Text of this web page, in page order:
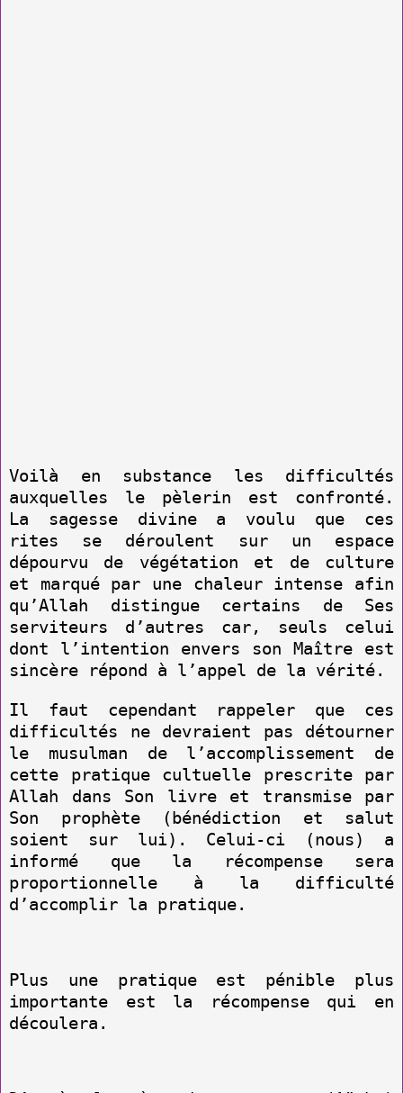
Voilà en substance les difficultés
auxquelles le pèlerin est confronté.
La sagesse divine a voulu que ces
rites se déroulent sur un espace
dépourvu de végétation et de culture
et marqué par une chaleur intense afin
qu’Allah distingue certains de Ses
serviteurs d’autres car, seuls celui
dont l’intention envers son Maître est
sincère répond à l’appel de la vérité.
Il faut cependant rappeler que ces
difficultés ne devraient pas détourner
le musulman de l’accomplissement de
cette pratique cultuelle prescrite par
Allah dans Son livre et transmise par
Son prophète (bénédiction et salut
soient sur lui). Celui-ci (nous) a
informé que la récompense sera
proportionnelle à la difficulté
d’accomplir la pratique.
Plus une pratique est pénible plus
importante est la récompense qui en
découlera.